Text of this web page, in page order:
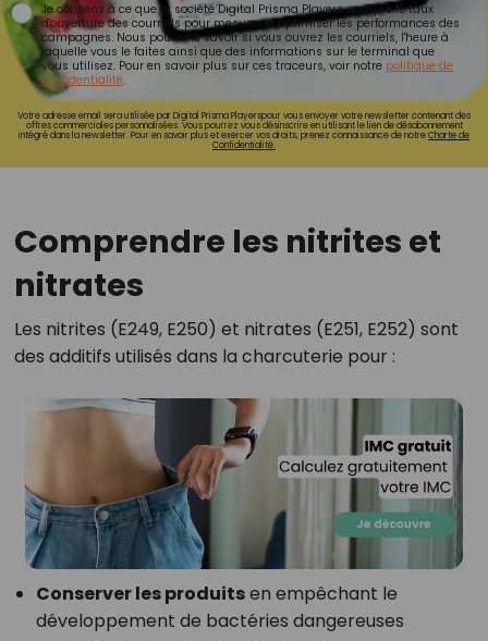
Je consens à ce que la société Digital Prisma Players analyse le taux
d'ouverture des courriels pour mesurer et optimiser les performances des
campagnes. Nous pourrons savoir si vous ouvrez les courriels, l'heure à
laquelle vous le faites ainsi que des informations sur le terminal que
vous utilisez. Pour en savoir plus sur ces traceurs, voir notre politique de
confidentialité.
Votre adresse email sera utilisée par Digital Prisma Playerspour vous envoyer votre newsletter contenant des
offres commerciales personnalisées. Vous pourrez vous désinscrire en utilisant le lien de désabonnement
intégré dans la newsletter. Pour en savoir plus et exercer vos droits, prenez connaissance de notreCharte de
Confidentialité.
Comprendre les nitrites et
nitrates
Les nitrites (E249, E250) et nitrates (E251, E252) sont
des additifs utilisés dans la charcuterie pour :
Conserver les produitsen empêchant le
développement de bactéries dangereuses